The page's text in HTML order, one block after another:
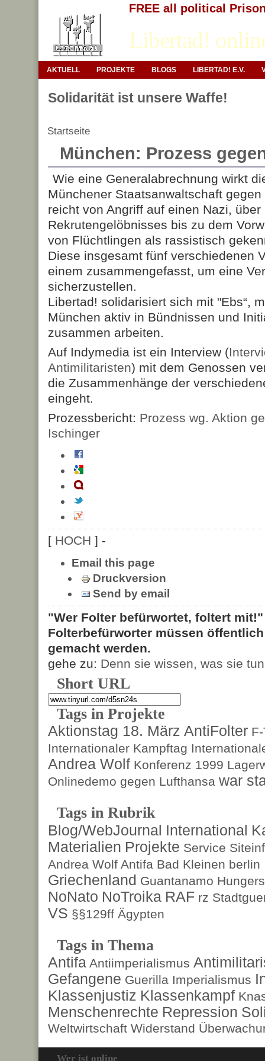
FREE all political
Libertad!
AKTUELL PROJEKTE BLOGS LIBERTAD! E.V.
Solidarität ist unsere Waffe!
Startseite
München: Prozess
Wie eine Generalabrechnung wirkt
Münchener Staatsanwaltschaft
reicht von Angriff auf einen Nazi,
Rekrutengelöbnisses bis zu dem
von Flüchtlingen als rassistisch
Diese insgesamt fünf verschiedenen
einem zusammengefasst, um eine
sicherzustellen.
Libertad! solidarisiert sich mit "Ebs“,
München aktiv in Bündnissen und
zusammen arbeiten.
Auf Indymedia ist ein Interview (
Antimilitaristen) mit dem Genossen
die Zusammenhänge der
eingeht.
Prozessbericht: Prozess wg. Aktion
Ischinger
[ HOCH ] -
Email this page
Druckversion
Send by email
"Wer Folter befürwortet, foltert
Folterbefürworter müssen
gemacht werden.
gehe zu: Denn sie wissen, was sie tun
Short URL
Tags in Projekte
Aktionstag 18. März AntiFolter
Internationaler Kampftag
Andrea Wolf Konferenz 1999
Onlinedemo gegen Lufthansa war
Tags in Rubrik
Blog/WebJournal International
Materialien Projekte Service
Andrea Wolf Antifa Bad Kleinen berlin
Griechenland Guantanamo
NoNato NoTroika RAF rz
VS §§129ff Ägypten
Tags in Thema
Antifa Antiimperialismus
Gefangene Guerilla Imperialismus
Klassenjustiz Klassenkampf
Menschenrechte Repression
Weltwirtschaft Widerstand
Wer ist online